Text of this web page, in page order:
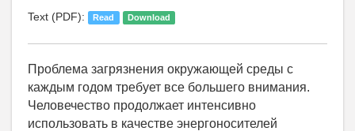
Text (PDF): Read Download
Проблема загрязнения окружающей среды с
каждым годом требует все большего внимания.
Человечество продолжает интенсивно
использовать в качестве энергоносителей